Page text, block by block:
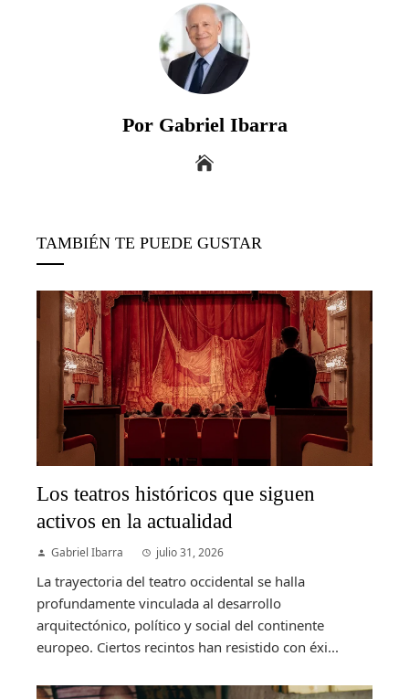
Por Gabriel Ibarra
TAMBIÉN TE PUEDE GUSTAR
Los teatros históricos que siguen
activos en la actualidad
Gabriel Ibarra julio 31, 2026
La trayectoria del teatro occidental se halla
profundamente vinculada al desarrollo
arquitectónico, político y social del continente
europeo. Ciertos recintos han resistido con éxi...